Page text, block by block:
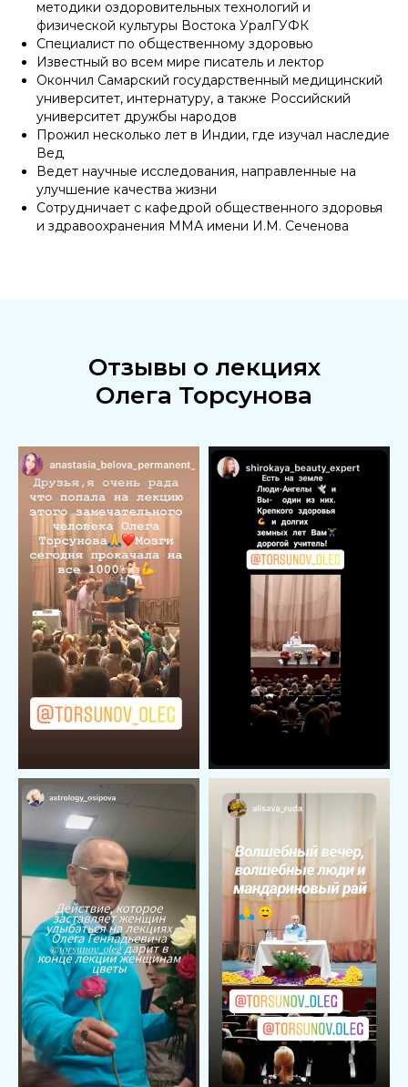
методики оздоровительных технологий и
физической культуры Востока УралГУФК
Специалист по общественному здоровью
Известный во всем мире писатель и лектор
Окончил Самарский государственный медицинский
университет, интернатуру, а также Российский
университет дружбы народов
Прожил несколько лет в Индии, где изучал наследие
Вед
Ведет научные исследования, направленные на
улучшение качества жизни
Сотрудничает c кафедрой общественного здоровья
и здравоохранения ММА имени И.М. Сеченова
Отзывы о лекциях
Олега Торсунова